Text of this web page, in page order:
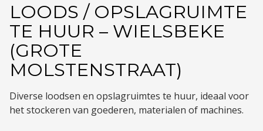
LOODS / OPSLAGRUIMTE
TE HUUR – WIELSBEKE
(GROTE
MOLSTENSTRAAT)
Diverse loodsen en opslagruimtes te huur, ideaal voor
het stockeren van goederen, materialen of machines.